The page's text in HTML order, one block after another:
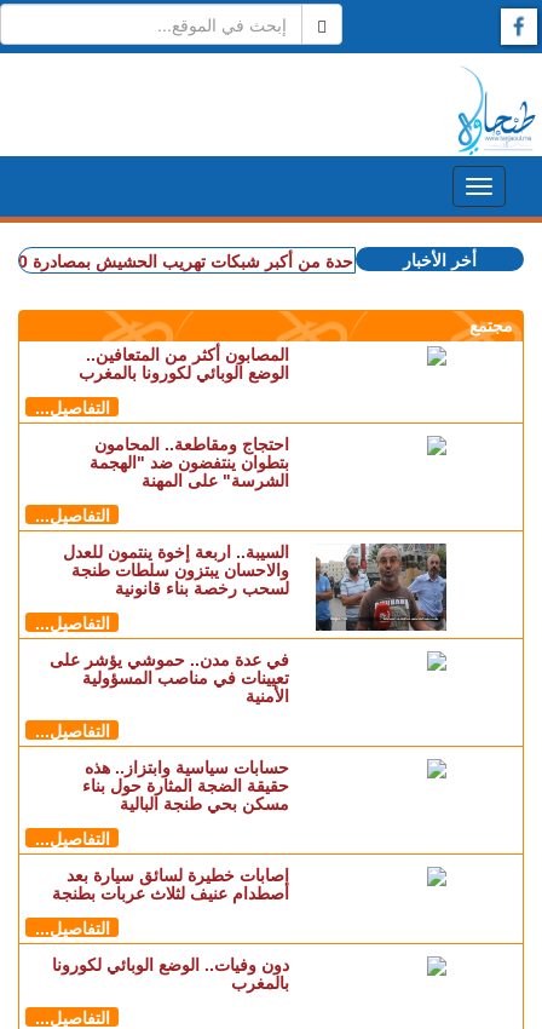
+ إسبانيا.. تفكيك واحدة من أكبر شبكات تهريب الحشيش بمصادرة 10 أطنان واعتقال 57 شخصا (فيديو)
أخر الأخبار
مجتمع
المصابون أكثر من المتعافين..
الوضع الوبائي لكورونا بالمغرب
التفاصيل...
احتجاج ومقاطعة.. المحامون
بتطوان ينتفضون ضد "الهجمة
الشرسة" على المهنة
التفاصيل...
السيبة.. اربعة إخوة ينتمون للعدل
والاحسان يبتزون سلطات طنجة
لسحب رخصة بناء قانونية
التفاصيل...
في عدة مدن.. حموشي يؤشر على
تعيينات في مناصب المسؤولية
الأمنية
التفاصيل...
حسابات سياسية وابتزاز.. هذه
حقيقة الضجة المثارة حول بناء
مسكن بحي طنجة البالية
التفاصيل...
إصابات خطيرة لسائق سيارة بعد
اصطدام عنيف لثلاث عربات بطنجة
التفاصيل...
دون وفيات.. الوضع الوبائي لكورونا
بالمغرب
التفاصيل...